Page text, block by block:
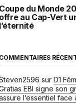
Coupe du Monde
offre au Cap-Vert
l’éternité
COMMENTAIRES
sur D1
EBI signe son
l’essentiel face